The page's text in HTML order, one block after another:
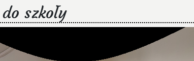
szkoły